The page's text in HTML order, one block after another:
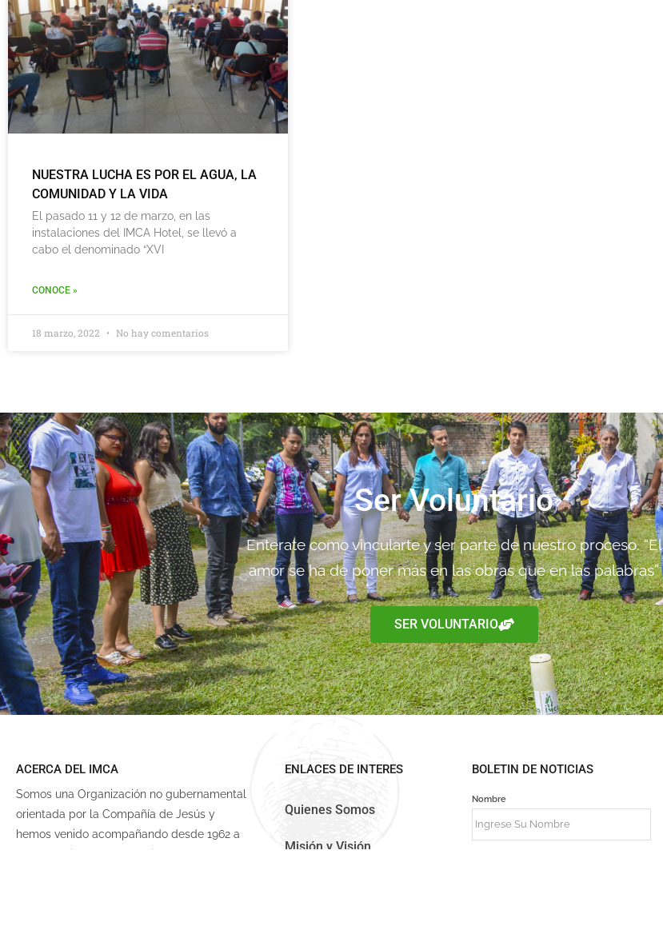
NUESTRA LUCHA ES POR EL AGUA, LA
COMUNIDAD Y LA VIDA
El pasado 11 y 12 de marzo, en las
instalaciones del IMCA Hotel, se llevó a
cabo el denominado “XVI
CONOCE »
18 marzo, 2022 No hay comentarios
Ser Voluntario
Enterate como vincularte y ser parte de nuestro proceso. “El
amor se ha de poner más en las obras que en las palabras”
SER VOLUNTARIO
ACERCA DEL IMCA
Somos una Organización no gubernamental
orientada por la Compañía de Jesús y
hemos venido acompañando desde 1962 a
las comunidades campesinas más
ENLACES DE INTERES
Quienes Somos
Misión y Visión
BOLETIN DE NOTICIAS
Nombre